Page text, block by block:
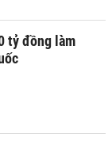
tỷ đồng làm